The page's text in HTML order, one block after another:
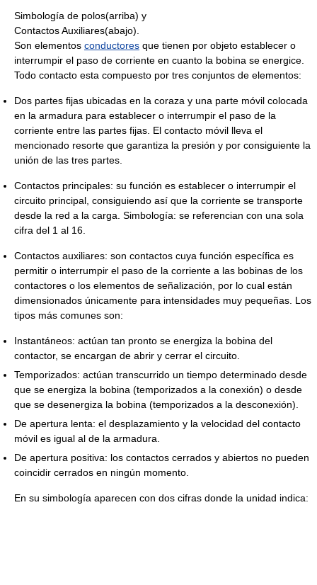
Simbología de polos(arriba) y
Contactos Auxiliares(abajo).
Son elementos conductores que tienen por objeto establecer o
interrumpir el paso de corriente en cuanto la bobina se energice.
Todo contacto esta compuesto por tres conjuntos de elementos:
Dos partes fijas ubicadas en la coraza y una parte móvil colocada
en la armadura para establecer o interrumpir el paso de la
corriente entre las partes fijas. El contacto móvil lleva el
mencionado resorte que garantiza la presión y por consiguiente la
unión de las tres partes.
Contactos principales: su función es establecer o interrumpir el
circuito principal, consiguiendo así que la corriente se transporte
desde la red a la carga. Simbología: se referencian con una sola
cifra del 1 al 16.
Contactos auxiliares: son contactos cuya función específica es
permitir o interrumpir el paso de la corriente a las bobinas de los
contactores o los elementos de señalización, por lo cual están
dimensionados únicamente para intensidades muy pequeñas. Los
tipos más comunes son:
Instantáneos: actúan tan pronto se energiza la bobina del
contactor, se encargan de abrir y cerrar el circuito.
Temporizados: actúan transcurrido un tiempo determinado desde
que se energiza la bobina (temporizados a la conexión) o desde
que se desenergiza la bobina (temporizados a la desconexión).
De apertura lenta: el desplazamiento y la velocidad del contacto
móvil es igual al de la armadura.
De apertura positiva: los contactos cerrados y abiertos no pueden
coincidir cerrados en ningún momento.
En su simbología aparecen con dos cifras donde la unidad indica: